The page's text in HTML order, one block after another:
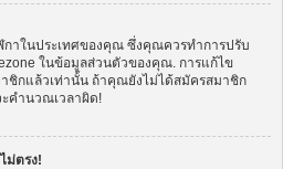
าในประเทศของคุณ ซึ่งคุณควรทำการปรับ
ในข้อมูลส่วนตัวของคุณ. การแก้ไข
ชิกแล้วเท่านั้น ถ้าคุณยังไม่ได้สมัครสมาชิก
คำนวณเวลาผิด!
ม่ตรง!